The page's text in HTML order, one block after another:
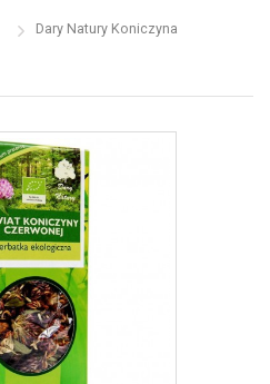
Dary Natury Koniczyna